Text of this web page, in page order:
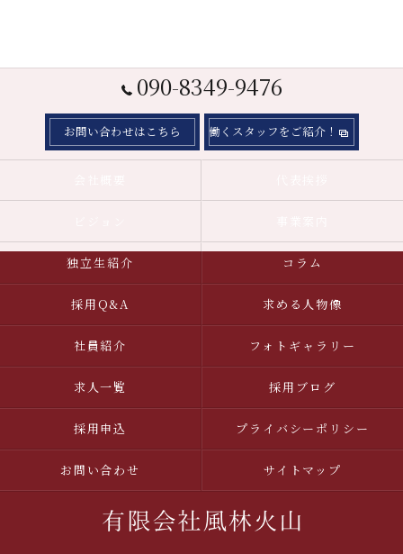
090-8349-9476
お問い合わせはこちら 働くスタッフをご紹介！
独立生紹介 コラム
採用Q&A 求める人物像
社員紹介 フォトギャラリー
求人一覧 採用ブログ
採用申込 プライバシーポリシー
お問い合わせ サイトマップ